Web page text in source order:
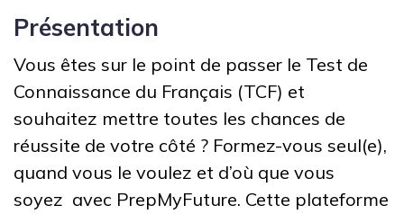
Présentation
Vous êtes sur le point de passer le Test de
Connaissance du Français (TCF) et
souhaitez mettre toutes les chances de
réussite de votre côté ? Formez-vous seul(e),
quand vous le voulez et d’où que vous
soyez avec PrepMyFuture. Cette plateforme